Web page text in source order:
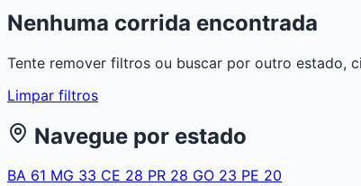
Nenhuma corrida encontrada
Tente remover filtros ou buscar por outro estado,
Limpar filtros
Navegue por estado
BA 61 MG 33 CE 28 PR 28 GO 23 PE 20